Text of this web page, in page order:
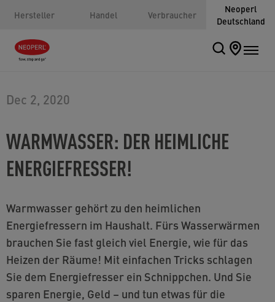
Hersteller Handel Verbraucher
Neoperl
Deutschland
Dec 2, 2020
WARMWASSER: DER HEIMLICHE
ENERGIEFRESSER!
Warmwasser gehört zu den heimlichen
Energiefressern im Haushalt. Fürs Wasserwärmen
brauchen Sie fast gleich viel Energie, wie für das
Heizen der Räume! Mit einfachen Tricks schlagen
Sie dem Energiefresser ein Schnippchen. Und Sie
sparen Energie, Geld – und tun etwas für die